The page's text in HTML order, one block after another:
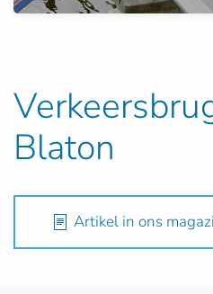
Blaton
Artikel in ons